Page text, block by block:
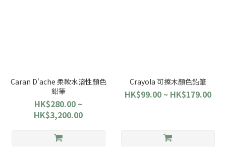
Caran D'ache 柔軟水溶性顏色
鉛筆
HK$280.00 ~
HK$3,200.00
Crayola 可擦木顏色鉛筆
HK$99.00 ~ HK$179.00